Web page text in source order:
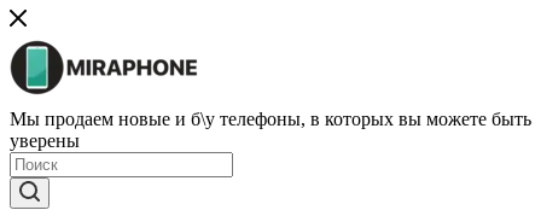
Мы продаем новые и б\у телефоны, в которых вы можете быть
уверены